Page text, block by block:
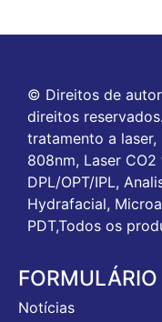
© Direitos de
direitos
tratamento a
808nm, Laser
DPL/OPT/IPL,
Hydrafacial,
PDT,Todos os
Notícias